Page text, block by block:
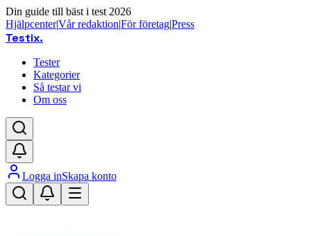
Din guide till bäst i test 2026
Hjälpcenter|Vår redaktion|För företag|Press
Testix.
Tester
Kategorier
Så testar vi
Om oss
Logga inSkapa konto